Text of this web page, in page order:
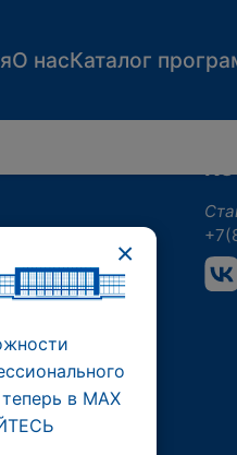
О насКаталог
×
в МАХ